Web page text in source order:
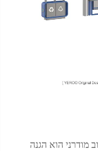
מודרני הוא הגנה